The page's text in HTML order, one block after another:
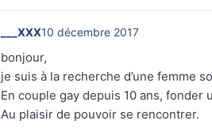
___XXX10 décembre 2017
bonjour,
je suis à la recherche d’une femme
En couple gay depuis 10 ans,
Au plaisir de pouvoir se rencontrer.